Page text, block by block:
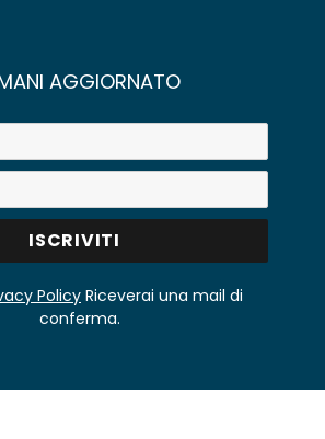
AGGIORNATO
Policy Riceverai una mail di
conferma.